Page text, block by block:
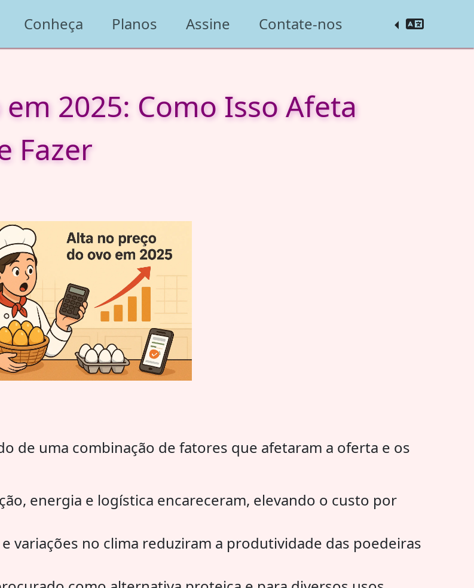
Conheça Planos Assine Contate-nos
2025: Como Isso Afeta
Fazer
de uma combinação de fatores que afetaram a oferta e os
energia e logística encareceram, elevando o custo por
variações no clima reduziram a produtividade das poedeiras